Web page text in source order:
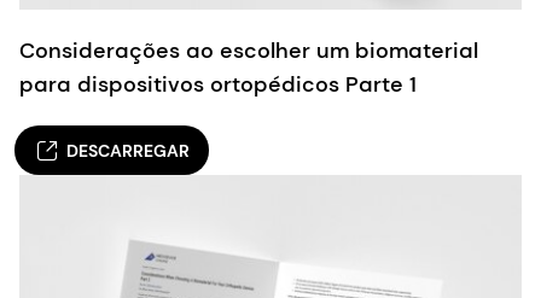
Considerações ao escolher um biomaterial
para dispositivos ortopédicos Parte 1
DESCARREGAR